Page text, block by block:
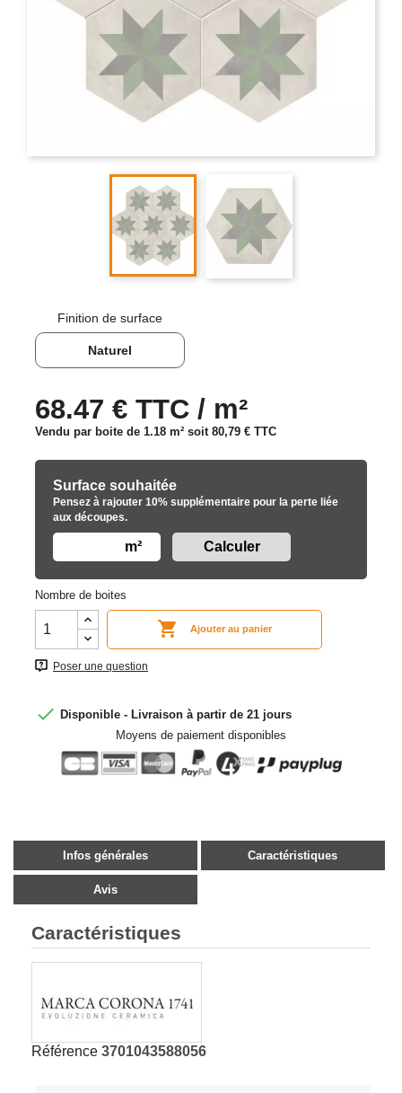
Finition de surface
Naturel
68.47 € TTC / m²
Vendu par boite de 1.18 m² soit 80,79 € TTC
Surface souhaitée
Pensez à rajouter 10% supplémentaire pour la perte liée
aux découpes.
m²
Nombre de boites
 Ajouter au panier
Poser une question
 Disponible - Livraison à partir de 21 jours
Moyens de paiement disponibles
Infos générales Caractéristiques
Avis
Caractéristiques
Référence 3701043588056